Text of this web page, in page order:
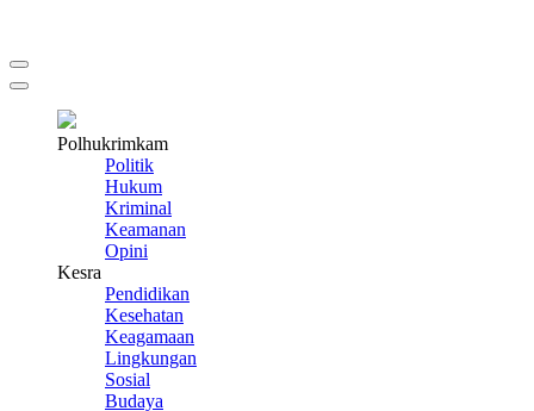
Polhukrimkam
Politik
Hukum
Kriminal
Keamanan
Opini
Kesra
Pendidikan
Kesehatan
Keagamaan
Lingkungan
Sosial
Budaya